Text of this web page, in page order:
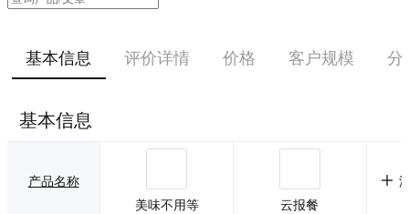
基本信息 评价详情 价格 客户规模 分
基本信息
产品名称
美味不用等
云报餐